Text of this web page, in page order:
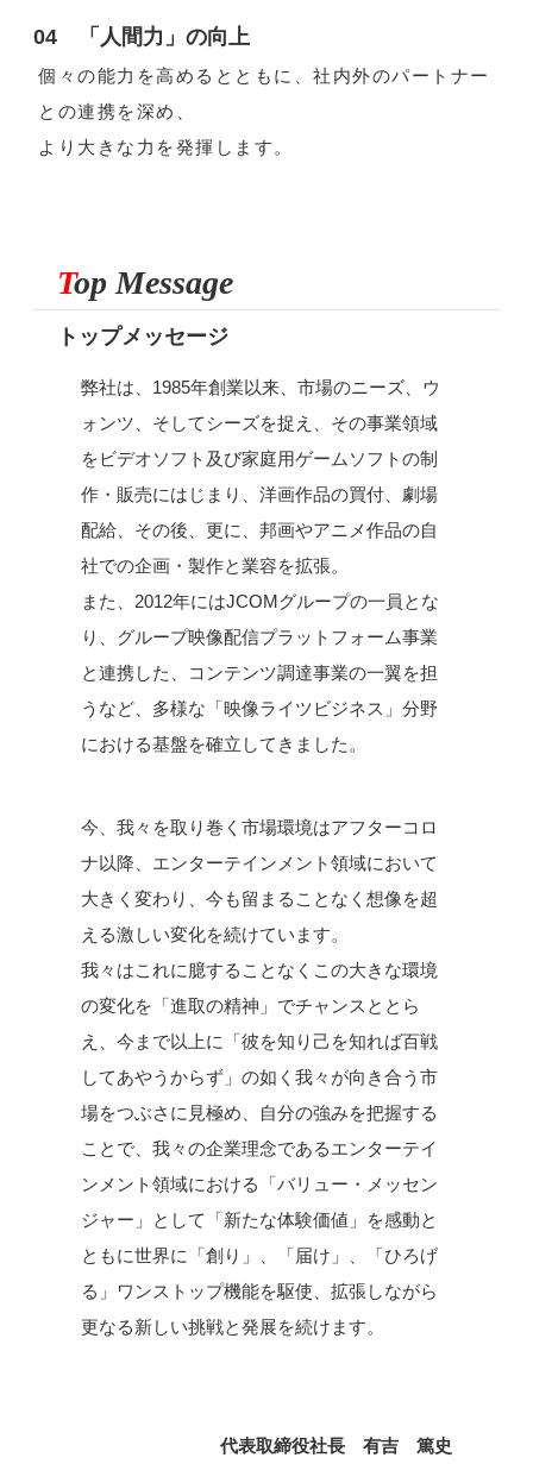
04 「人間力」の向上
個々の能力を高めるとともに、社内外のパートナー
との連携を深め、
より大きな力を発揮します。
Top Message
トップメッセージ
弊社は、1985年創業以来、市場のニーズ、ウ
ォンツ、そしてシーズを捉え、その事業領域
をビデオソフト及び家庭用ゲームソフトの制
作・販売にはじまり、洋画作品の買付、劇場
配給、その後、更に、邦画やアニメ作品の自
社での企画・製作と業容を拡張。
また、2012年にはJCOMグループの一員とな
り、グループ映像配信プラットフォーム事業
と連携した、コンテンツ調達事業の一翼を担
うなど、多様な「映像ライツビジネス」分野
における基盤を確立してきました。
今、我々を取り巻く市場環境はアフターコロ
ナ以降、エンターテインメント領域において
大きく変わり、今も留まることなく想像を超
える激しい変化を続けています。
我々はこれに臆することなくこの大きな環境
の変化を「進取の精神」でチャンスととら
え、今まで以上に「彼を知り己を知れば百戦
してあやうからず」の如く我々が向き合う市
場をつぶさに見極め、自分の強みを把握する
ことで、我々の企業理念であるエンターテイ
ンメント領域における「バリュー・メッセン
ジャー」として「新たな体験価値」を感動と
ともに世界に「創り」、「届け」、「ひろげ
る」ワンストップ機能を駆使、拡張しながら
更なる新しい挑戦と発展を続けます。
代表取締役社長 有吉 篤史